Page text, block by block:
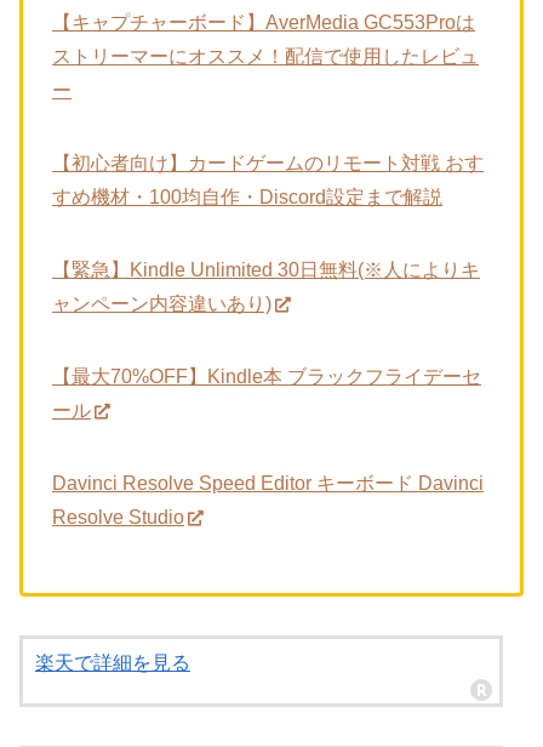
【キャプチャーボード】AverMedia GC553Proは
ストリーマーにオススメ！配信で使用したレビュ
ー
【初心者向け】カードゲームのリモート対戦 おす
すめ機材・100均自作・Discord設定まで解説
【緊急】Kindle Unlimited 30日無料(※人によりキ
ャンペーン内容違いあり)
【最大70%OFF】Kindle本 ブラックフライデーセ
ール
Davinci Resolve Speed Editor キーボード Davinci
Resolve Studio
楽天で詳細を見る